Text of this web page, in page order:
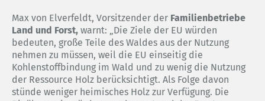
Max von Elverfeldt, Vorsitzender der Familienbetriebe
Land und Forst, warnt: „Die Ziele der EU würden
bedeuten, große Teile des Waldes aus der Nutzung
nehmen zu müssen, weil die EU einseitig die
Kohlenstoffbindung im Wald und zu wenig die Nutzung
der Ressource Holz berücksichtigt. Als Folge davon
stünde weniger heimisches Holz zur Verfügung. Die